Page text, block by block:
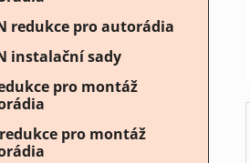
redukce pro autorádia
instalační sady
pro montáž
pro montáž